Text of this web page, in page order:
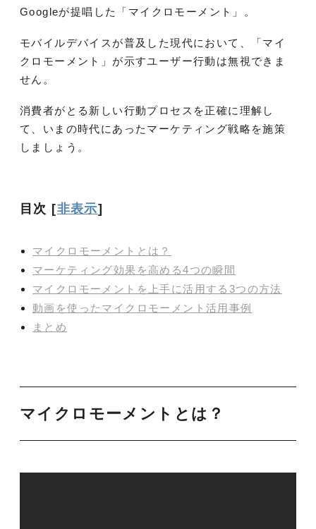
Googleが提唱した「マイクロモーメント」。
モバイルデバイスが普及した現代において、「マイ
クロモーメント」が示すユーザー行動は無視できま
せん。
消費者がとる新しい行動プロセスを正確に理解し
て、いまの時代にあったマーケティング戦略を施策
しましょう。
目次 [非表示]
マイクロモーメントとは？
マーケティング効果を高める4つの瞬間
マイクロモーメントを上手に活用する3つの方法
動画を使ったマイクロモーメント活用事例
まとめ
マイクロモーメントとは？